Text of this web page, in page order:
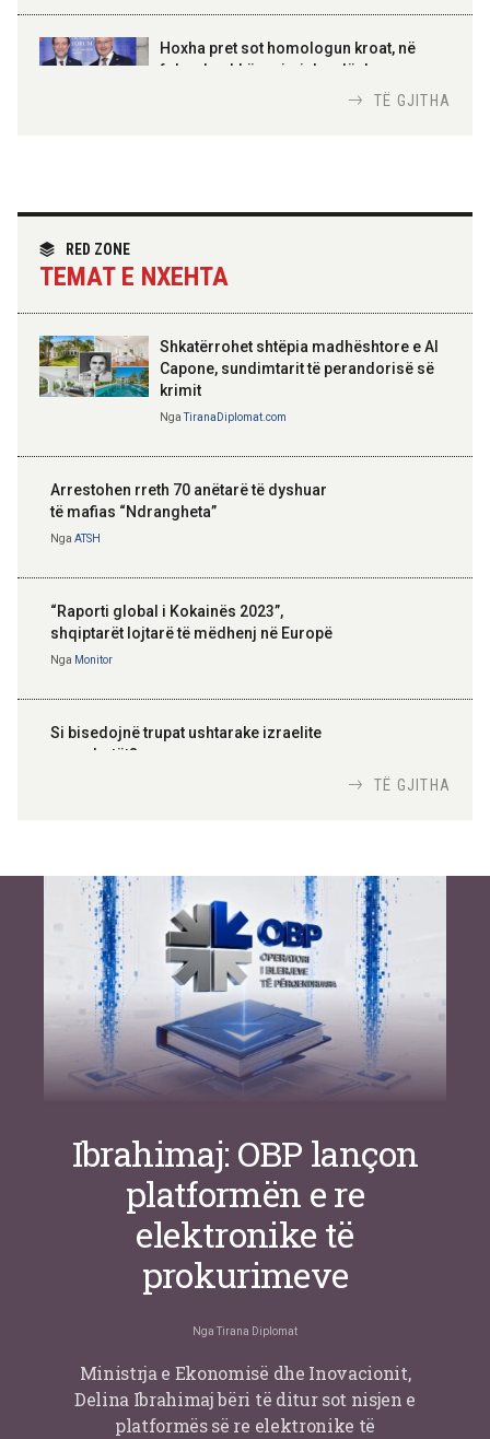
100-vjetori i themelimit të
Urdhrit të Skënderbeut
Hoxha pret sot homologun kroat, në
fokus bashkëpunimi dypalësh
partneritetit strategjik
TË GJITHA
RED ZONE
TEMAT E NXEHTA
Shkatërrohet shtëpia madhështore e Al
Capone, sundimtarit të perandorisë së
krimit
NgaTiranaDiplomat.com
Arrestohen rreth 70 anëtarë të dyshuar
të mafias “Ndrangheta”
Nga ATSH
“Raporti global i Kokainës 2023”,
shqiptarët lojtarë të mëdhenj në Europë
Nga Monitor
Si bisedojnë trupat ushtarake izraelite
me robotët?
inteligjente izraelite
Or Shalom
TË GJITHA
Ibrahimaj: OBP lançon
platformën e re
elektronike të
prokurimeve
Nga Tirana Diplomat
Ministrja e Ekonomisë dhe Inovacionit,
Delina Ibrahimaj bëri të ditur sot nisjen e
platformës së re elektronike të